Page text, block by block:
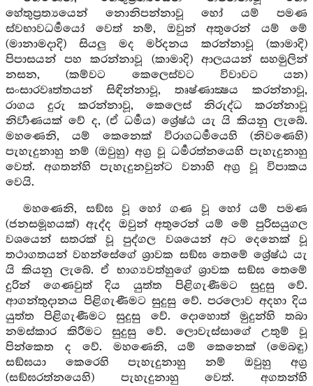
හේතුප්‍රත්‍යයෙන් නොනිපන්නාවූ හෝ යම් පමණ
ස්වභාවධර්‍මයෝ වෙත් නම්, ඔවුන් අතුරෙන් යම් මේ
(මානාමදාදි) සියලු මද මර්දනය කරන්නාවූ (කාමාදි)
පිපාසයන් පහ කරන්නාවූ (කාමාදි) ආලයයන් සහමුලින්
නසන, (කම්වට කෙලෙස්වට විවාවට යන)
සංසාරවෘත්තයන් සිඳින්නාවූ, තෘෂ්ණාක්‍ෂය කරන්නාවූ,
රාගය දුරු කරන්නාවූ, කෙලෙස් නිරුද්ධ කරන්නාවූ
නිර්‍වාණයක් වේ ද, (ඒ ධර්‍මය) ශ්‍රේෂ්ඨ යැ යි කියනු ලැබේ.
මහණෙනි, යම් කෙනෙක් විරාගධර්‍මයෙහි (නිවණෙහි)
පැහැදුනාහු නම් (ඔවුහු) අග්‍ර වූ ධර්‍මරත්නයෙහි පැහැදුනාහු
වෙත්. අගතන්හි පැහැදුනවුන්ට වනාහි අග්‍ර වූ විපාකය
වෙයි.
මහණෙනි, සඞ්ඝ වූ හෝ ගණ වූ හෝ යම් පමණ
(ජනසමූහයක්) ඇද්ද ඔවුන් අතුරෙන් යම් මේ පුරිසයුගල
වශයෙන් සතරක් වූ පුද්ගල වශයෙන් අට දෙනෙක් වූ
තථාගතයන් වහන්සේගේ ශ්‍රාවක සඞ්ඝ තෙමේ ශ්‍රේෂ්ඨ යැ
යි කියනු ලැබේ. ඒ භාග්‍යවත්හුගේ ශ්‍රාවක සඞ්ඝ තෙමේ
දුරින් ගෙණවුත් දිය යුත්ත පිළිගැණීමට සුදුසු වේ.
ආගන්තුදානය පිළිගැණීමට සුදුසු වේ. පරලොව අදහා දිය
යුත්ත පිළිගැණීමට සුදුසු වේ. දොහොත් මුදුන්හි තබා
නමස්කාර කිරීමට සුදුසු වේ. ලොවැස්සාගේ උතුම් වූ
පින්කෙත ද වේ. මහණෙනි, යම් කෙනෙක් (මෙබඳු)
සඞ්ඝයා කෙරෙහි පැහැදුනාහු නම් ඔවුහු අග්‍ර
(සඞ්ඝරත්නයෙහි) පැහැදුනාහු වෙත්. අගතන්හි